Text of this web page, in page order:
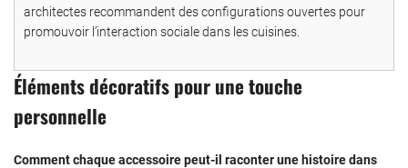
architectes recommandent des configurations ouvertes pour
promouvoir l’interaction sociale dans les cuisines.
Éléments décoratifs pour une touche
personnelle
Comment chaque accessoire peut-il raconter une histoire dans